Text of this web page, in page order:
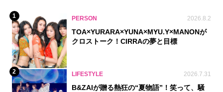
1 PERSON 2026.8.2
TOA×YURARA×YUNA×MYU.Y×MANONが
クロストーク！CIRRAの夢と目標
2 LIFESTYLE 2026.7.31
B&ZAIが贈る熱狂の“夏物語”！笑って、騒